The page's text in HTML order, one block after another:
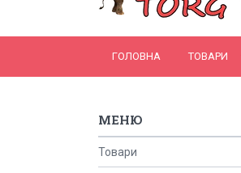
ГОЛОВНА ТОВАРИ
Товари